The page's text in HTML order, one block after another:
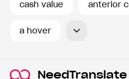
cash value anterior
a hover
NeedTranslate